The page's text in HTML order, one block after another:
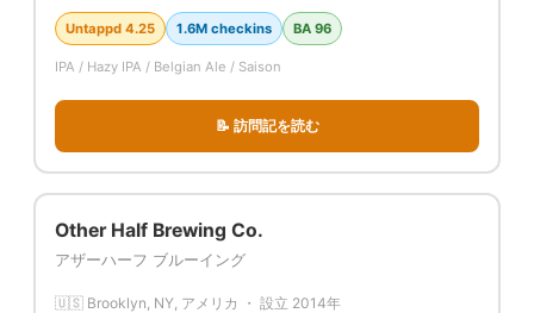
Untappd 4.25 1.6M checkins BA 96
IPA / Hazy IPA / Belgian Ale / Saison
📝 訪問記を読む
Other Half Brewing Co.
アザーハーフ ブルーイング
🇺🇸 Brooklyn, NY, アメリカ ・ 設立 2014年